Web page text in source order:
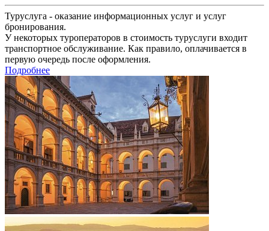
Туруслуга - оказание информационных услуг и услуг
бронирования.
У некоторых туроператоров в стоимость туруслуги входит
транспортное обслуживание. Как правило, оплачивается в
первую очередь после оформления.
Подробнее